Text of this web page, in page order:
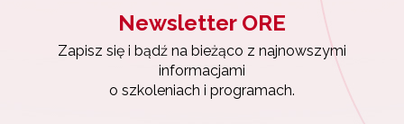
Newsletter ORE
Zapisz się i bądź na bieżąco z najnowszymi
informacjami
o szkoleniach i programach.